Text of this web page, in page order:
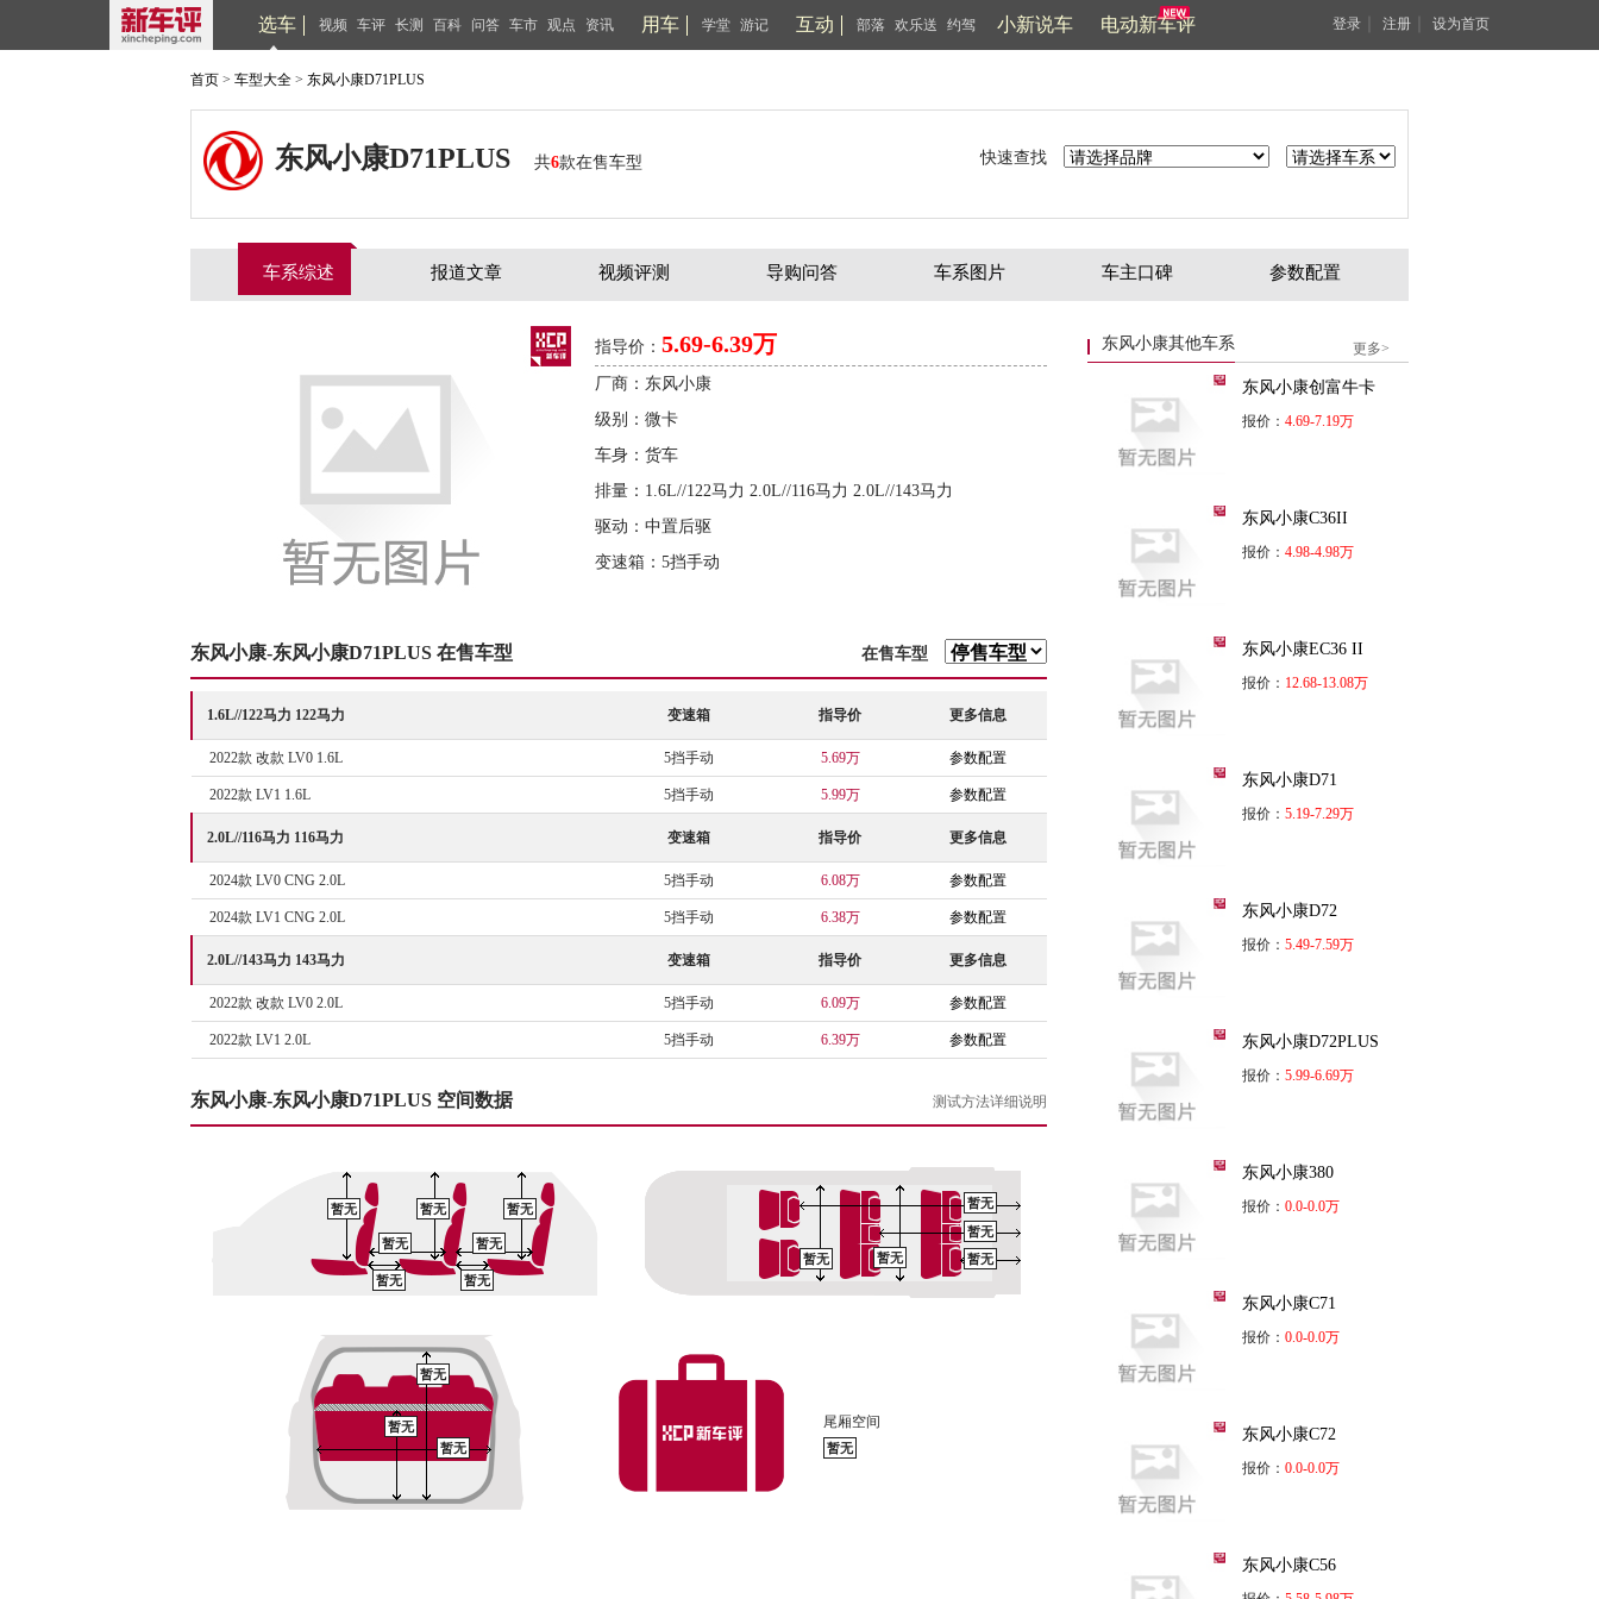
选车 视频 车评 长测 百科 问答 车市 观点 资讯 用车 学堂 游记 互动 部落 欢乐送 约驾 小新说车 电动新车评 登录 注册 设为首页
首页 > 车型大全 > 东风小康D71PLUS
东风小康D71PLUS 共6款在售车型 快速查找
车系综述 报道文章 视频评测 导购问答 车系图片 车主口碑 参数配置
指导价： 5.69-6.39万
厂商：东风小康
级别：微卡
车身：货车
排量：1.6L//122马力 2.0L//116马力 2.0L//143马力
驱动：中置后驱
变速箱：5挡手动
在售车型
东风小康-东风小康D71PLUS 在售车型
1.6L//122马力 122马力 变速箱 指导价 更多信息
2022款 改款 LV0 1.6L 5挡手动 5.69万 参数配置
2022款 LV1 1.6L 5挡手动 5.99万 参数配置
2.0L//116马力 116马力 变速箱 指导价 更多信息
2024款 LV0 CNG 2.0L 5挡手动 6.08万 参数配置
2024款 LV1 CNG 2.0L 5挡手动 6.38万 参数配置
2.0L//143马力 143马力 变速箱 指导价 更多信息
2022款 改款 LV0 2.0L 5挡手动 6.09万 参数配置
2022款 LV1 2.0L 5挡手动 6.39万 参数配置
测试方法详细说明
东风小康-东风小康D71PLUS 空间数据
暂无 暂无 暂无
暂无
暂无 暂无
暂无
暂无
暂无
暂无
暂无
暂无
暂无
暂无
暂无
尾厢空间
暂无
东风小康其他车系 更多>
东风小康创富牛卡
报价： 4.69-7.19万
东风小康C36II
报价： 4.98-4.98万
东风小康EC36 II
报价： 12.68-13.08万
东风小康D71
报价： 5.19-7.29万
东风小康D72
报价： 5.49-7.59万
东风小康D72PLUS
报价： 5.99-6.69万
东风小康380
报价： 0.0-0.0万
东风小康C71
报价： 0.0-0.0万
东风小康C72
报价： 0.0-0.0万
东风小康C56